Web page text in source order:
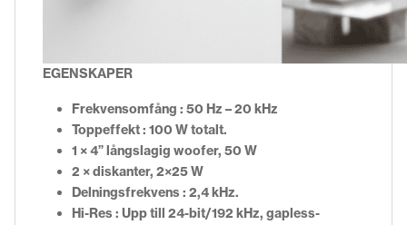
EGENSKAPER
Frekvensomfång : 50 Hz – 20 kHz
Toppeffekt : 100 W totalt.
1 × 4” långslagig woofer, 50 W
2 × diskanter, 2×25 W
Delningsfrekvens : 2,4 kHz.
Hi-Res : Upp till 24-bit/192 kHz, gapless-